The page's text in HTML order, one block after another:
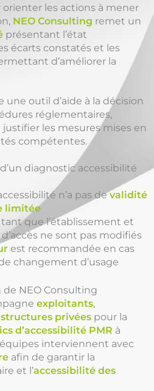
les actions à mener
NEO Consulting remet un
présentant l’état
écarts constatés et les
d’améliorer la
outil d’aide à la décision
réglementaires,
les mesures mises en
compétentes.
diagnostic accessibilité
n’a pas devalidité
limitée
que l’établissement et
ne sont pas modifiés
est recommandée en cas
changement d’usage
de NEO Consulting
exploitants,
structures privées pour la
d’accessibilité PMR à
interviennent avec
afin de garantir la
et l’accessibilité des